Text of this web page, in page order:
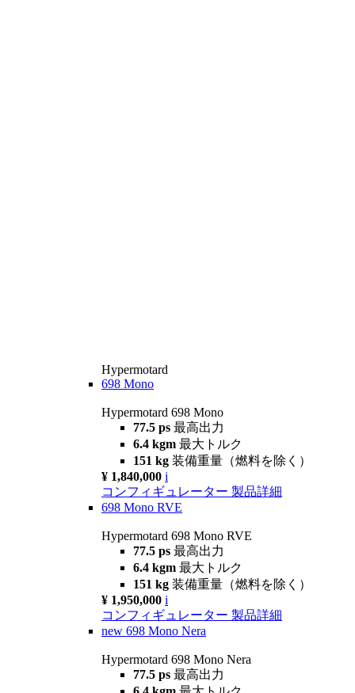
Hypermotard
698 Mono
Hypermotard 698 Mono
77.5 ps 最高出力
6.4 kgm 最大トルク
151 kg 装備重量（燃料を除く）
¥ 1,840,000 i
コンフィギュレーター 製品詳細
698 Mono RVE
Hypermotard 698 Mono RVE
77.5 ps 最高出力
6.4 kgm 最大トルク
151 kg 装備重量（燃料を除く）
¥ 1,950,000 i
コンフィギュレーター 製品詳細
new 698 Mono Nera
Hypermotard 698 Mono Nera
77.5 ps 最高出力